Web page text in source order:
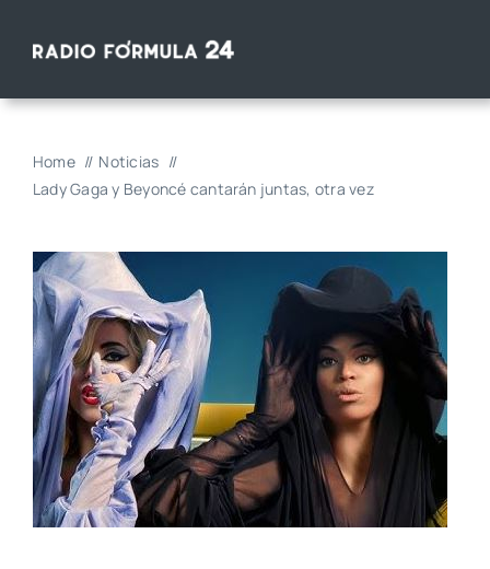
Home
Noticias
Lady Gaga y Beyoncé cantarán juntas, otra vez